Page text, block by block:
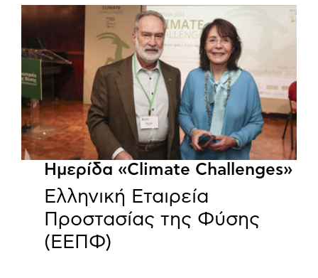
Ημερίδα «Climate Challenges»
Ελληνική Εταιρεία
Προστασίας της Φύσης
(ΕΕΠΦ)